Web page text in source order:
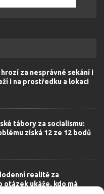
hrozí za nesprávné sekání i
i na prostředku a lokaci
tábory za socialismu:
získá 12 ze 12 bodů
realitě za
otázek ukáže, kdo má